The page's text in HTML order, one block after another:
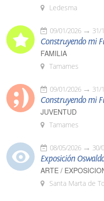
Ledesma
09/01/2026 31/
Construyendo mi
FAMILIA
Tamames
09/01/2026 31/
Construyendo mi
JUVENTUD
Tamames
08/05/2026 30/
Exposición
ARTE /
Santa Marta de